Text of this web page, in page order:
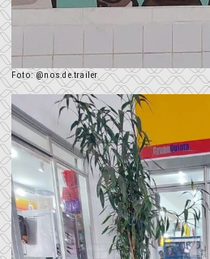
Foto: @nos.de.trailer